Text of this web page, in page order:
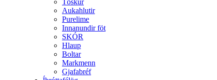
Aukahlutir
Purelime
Innanundir föt
SKÓR
Hlaup
Boltar
Markmenn
Gjafabréf